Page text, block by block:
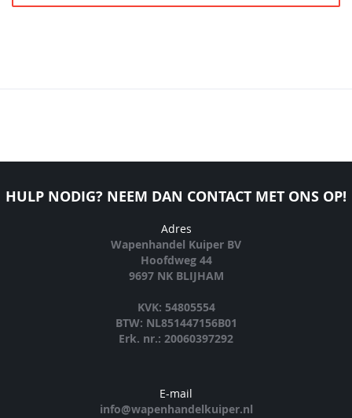
HULP NODIG? NEEM DAN CONTACT MET ONS OP!
Adres
Wapenhandel Kuiper BV
Hoofdweg 44
9697 NK BLIJHAM
KVK: 54805554
BTW: NL851447156B01
Erk. nr.: 20060397292
E-mail
info@wapenhandelkuiper.nl